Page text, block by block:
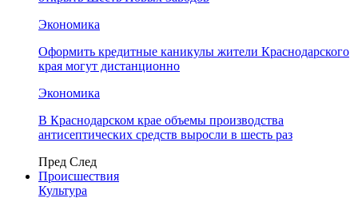
Экономика
Оформить кредитные каникулы жители Краснодарского
края могут дистанционно
Экономика
В Краснодарском крае объемы производства
антисептических средств выросли в шесть раз
Пред След
Происшествия
Культура